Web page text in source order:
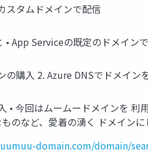
スタムドメインで配信
• App Serviceの既定のドメイン
の購入 2. Azure DNSでドメイ
• 今回はムームードメインを
ものなど、愛着の湧く ドメイン
domain.com/domain/